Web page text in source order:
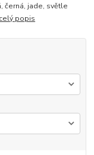
černá, jade, světle
celý popis